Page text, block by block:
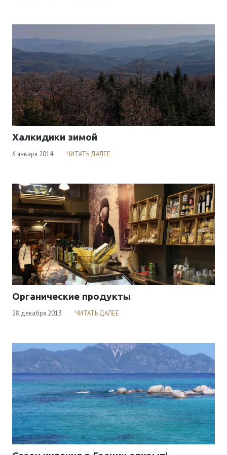
Халкидики зимой
6 января 2014 ЧИТАТЬ ДАЛЕЕ
Органические продукты
28 декабря 2013 ЧИТАТЬ ДАЛЕЕ